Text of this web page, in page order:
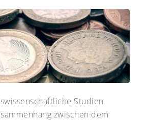
Studien
zwischen dem